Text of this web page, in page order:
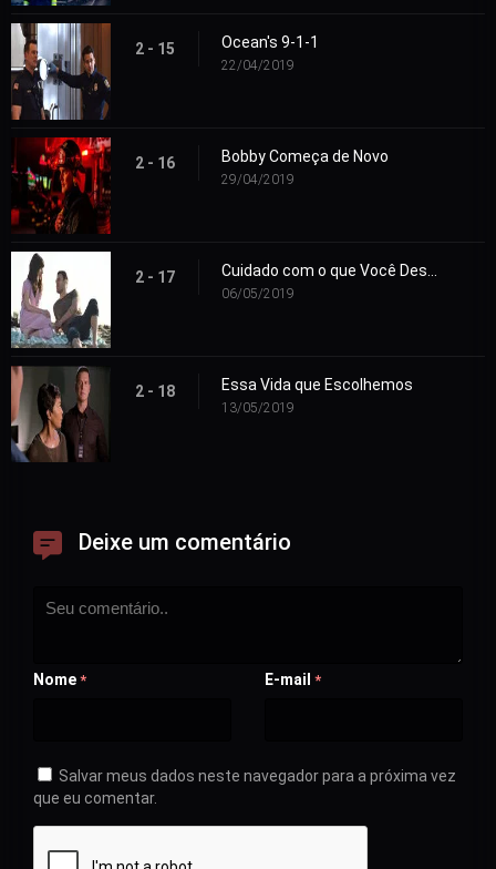
2 - 15 Ocean's 9-1-1
22/04/2019
2 - 16 Bobby Começa de Novo
29/04/2019
2 - 17
06/05/2019
2 - 18 Essa Vida que Escolhemos
13/05/2019
Deixe um comentário
Nome * E-mail *
Salvar meus dados neste navegador para a próxima vez
que eu comentar.